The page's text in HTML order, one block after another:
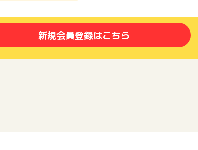
新規会員登録はこちら